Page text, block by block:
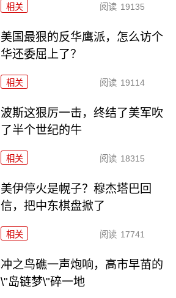
相关 阅读 19135
美国最狠的反华鹰派，怎么访个
华还委屈上了？
相关 阅读 19114
波斯这狠厉一击，终结了美军吹
了半个世纪的牛
相关 阅读 18315
美伊停火是幌子？穆杰塔巴回
信，把中东棋盘掀了
相关 阅读 17741
冲之鸟礁一声炮响，高市早苗的
\"岛链梦\"碎一地